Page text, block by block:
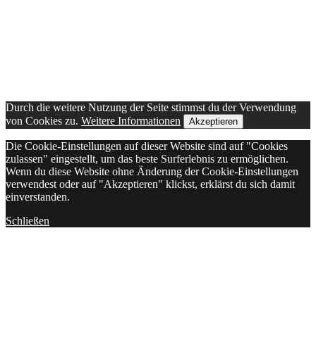
Durch die weitere Nutzung der Seite stimmst du der Verwendung
von Cookies zu. Weitere Informationen Akzeptieren
Die Cookie-Einstellungen auf dieser Website sind auf "Cookies
zulassen" eingestellt, um das beste Surferlebnis zu ermöglichen.
Wenn du diese Website ohne Änderung der Cookie-Einstellungen
verwendest oder auf "Akzeptieren" klickst, erklärst du sich damit
einverstanden.
Schließen